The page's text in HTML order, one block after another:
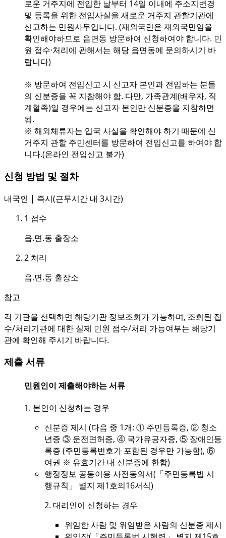
로운 거주지에 전입한 날부터 14일 이내에 주소지변경
및 등록을 위한 전입사실을 새로운 거주지 관할기관에
신고하는 민원사무입니다. (재외국민은 재외국민임을
확인해야하므로 읍면동 방문하여 신청하여야 합니다. 민
원 접수·처리에 관해서는 해당 읍면동에 문의하시기 바
랍니다)
※ 방문하여 전입신고 시 신고자 본인과 전입하는 분들
의 신분증을 꼭 지참해야 함. 다만, 가족관계(배우자, 직
계혈족)일 경우에는 신고자 본인만 신분증을 지참하면
됨.
※ 해외체류자는 입국 사실을 확인해야 하기 때문에 신
거주지 관할 주민센터를 방문하여 전입신고를 하여야 합
니다.(온라인 전입신고 불가)
신청 방법 및 절차
내국인 | 즉시(근무시간 내 3시간)
1 접수
읍.면.동 출장소
2 처리
읍.면.동 출장소
참고
각 기관을 선택하면 해당기관 정보조회가 가능하며, 조회된 접
수/처리기관에 대한 실제 민원 접수/처리 가능여부는 해당기
관에 확인해 주시기 바랍니다.
제출 서류
민원인이 제출해야하는 서류
1. 본인이 신청하는 경우
신분증 제시 (다음 중 1개: ① 주민등록증, ② 청소
년증 ③ 운전면허증, ④ 국가유공자증, ⑤ 장애인등
록증 (주민등록번호가 포함된 경우만 가능함), ⑥
여권 ※ 유효기간 내 신분증에 한함)
행정정보 공동이용 사전동의서(「주민등록법 시
행규칙」 별지 제1호의16서식)
2. 대리인이 신청하는 경우
위임한 사람 및 위임받은 사람의 신분증 제시